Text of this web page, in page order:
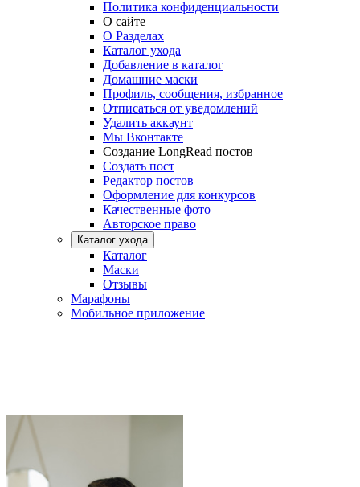
Политика конфиденциальности
О сайте
О Разделах
Каталог ухода
Добавление в каталог
Домашние маски
Профиль, сообщения, избранное
Отписаться от уведомлений
Удалить аккаунт
Мы Вконтакте
Создание LongRead постов
Создать пост
Редактор постов
Оформление для конкурсов
Качественные фото
Авторское право
Каталог ухода
Каталог
Маски
Отзывы
Марафоны
Мобильное приложение